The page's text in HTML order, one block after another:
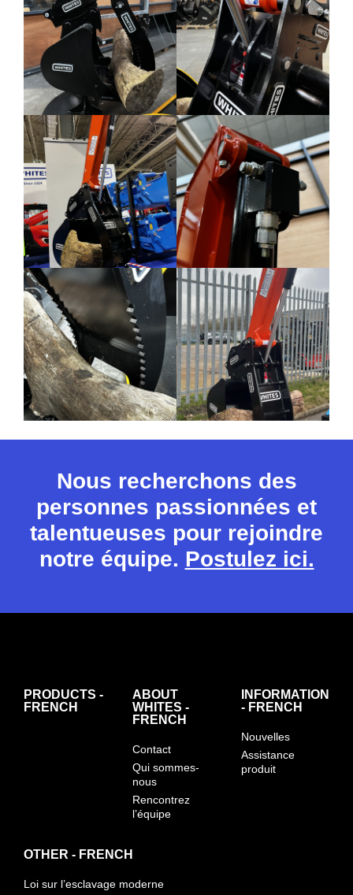
Nous recherchons des
personnes passionnées et
talentueuses pour rejoindre
notre équipe. Postulez ici.
PRODUCTS -
FRENCH
ABOUT
WHITES -
FRENCH
Contact
Qui sommes-
nous
Rencontrez
l’équipe
INFORMATION
- FRENCH
Nouvelles
Assistance
produit
OTHER - FRENCH
Loi sur l’esclavage moderne